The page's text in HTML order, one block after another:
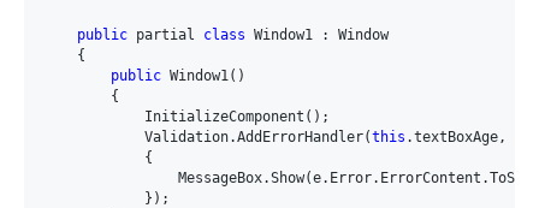
public partial class Window1 : Window
    {
public Window1()
        {
            InitializeComponent();
            Validation.AddErrorHandler(
this .textBoxAge,
            {
            });